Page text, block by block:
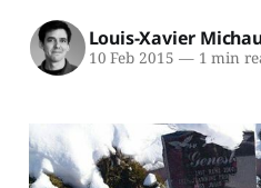
Louis-Xavier
10 Feb 2015 —1 min